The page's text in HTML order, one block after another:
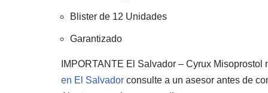
Blister de 12 Unidades
Garantizado
IMPORTANTE El Salvador – Cyrux Misoprostol
en El Salvador consulte a un asesor antes de